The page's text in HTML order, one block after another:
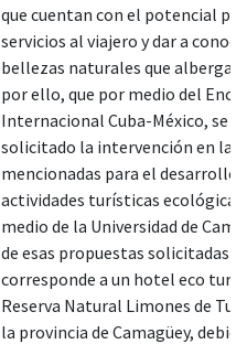
que cuentan con el potencial
servicios al viajero y dar a
bellezas naturales que alberga
por ello, que por medio del
Internacional Cuba-México, se
solicitado la intervención en las
mencionadas para el desarrollo
actividades turísticas
medio de la Universidad de
de esas propuestas solicitadas
corresponde a un hotel eco
Reserva Natural Limones de
la provincia de Camagüey,